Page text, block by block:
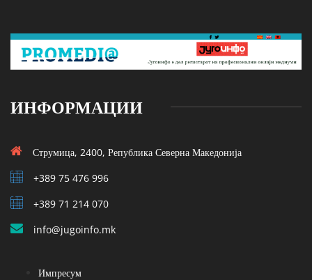
ИНФОРМАЦИИ
Струмица, 2400, Република Северна Македонија
+389 75 476 996
+389 71 214 070
info@jugoinfo.mk
Импресум